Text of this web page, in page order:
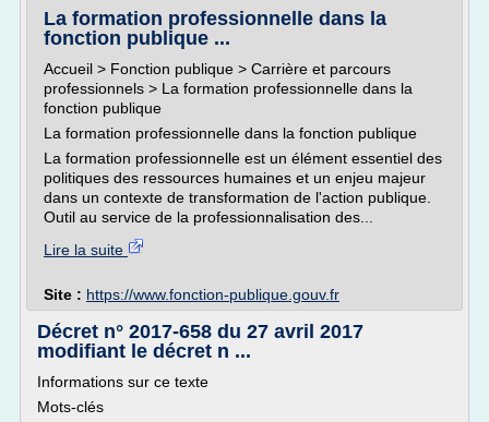
La formation professionnelle dans la
fonction publique ...
Accueil > Fonction publique > Carrière et parcours
professionnels > La formation professionnelle dans la
fonction publique
La formation professionnelle dans la fonction publique
La formation professionnelle est un élément essentiel des
politiques des ressources humaines et un enjeu majeur
dans un contexte de transformation de l'action publique.
Outil au service de la professionnalisation des...
Lire la suite
Site : https://www.fonction-publique.gouv.fr
Décret n° 2017-658 du 27 avril 2017
modifiant le décret n ...
Informations sur ce texte
Mots-clés